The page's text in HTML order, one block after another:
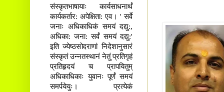
संस्कृतभाषायाः कार्यसाधनार्थं
कार्यकर्तार: अपेक्षिता: एव। ' सर्वे
जनाः अधिकाधिकं समयं दद्यु:,
अधिका: जना: सर्वं समयं दद्यु:'
इति ज्येष्ठसोदराणां निदेशानुसारं
संस्कृतं उन्नतस्थानं नेतुं प्रतिगृहं
प्रतिहृदयं च प्रापयितुम्
अधिकाधिकाः युवानः पूर्णं समयं
समर्पयेयुः। प्रत्येकं